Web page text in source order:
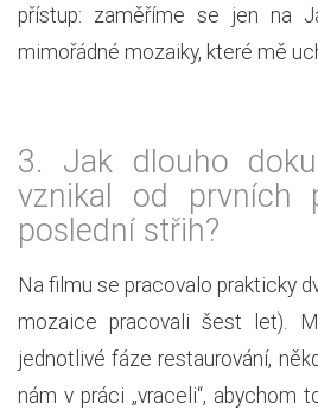
přístup: zaměříme se jen na
mimořádné mozaiky, které mě
3.
Jak dlouho
vznikal od prvních
poslední střih?
Na filmu se pracovalo prakticky
mozaice pracovali šest let).
jednotlivé fáze restaurování,
nám v práci „vraceli“, abychom